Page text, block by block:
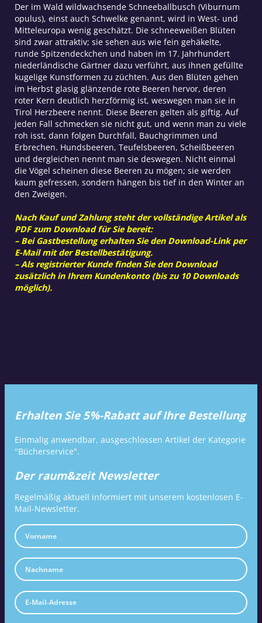
Der im Wald wildwachsende Schneeballbusch (Viburnum
opulus), einst auch Schwelke genannt, wird in West- und
Mitteleuropa wenig geschätzt. Die schneeweißen Blüten
sind zwar attraktiv; sie sehen aus wie fein gehäkelte,
runde Spitzendeckchen und haben im 17. Jahrhundert
niederländische Gärtner dazu verführt, aus ihnen gefüllte
kugelige Kunstformen zu züchten. Aus den Blüten gehen
im Herbst glasig glänzende rote Beeren hervor, deren
roter Kern deutlich herzförmig ist, weswegen man sie in
Tirol Herzbeere nennt. Diese Beeren gelten als giftig. Auf
jeden Fall schmecken sie nicht gut, und wenn man zu viele
roh isst, dann folgen Durchfall, Bauchgrimmen und
Erbrechen. Hundsbeeren, Teufelsbeeren, Scheißbeeren
und dergleichen nennt man sie deswegen. Nicht einmal
die Vögel scheinen diese Beeren zu mögen; sie werden
kaum gefressen, sondern hängen bis tief in den Winter an
den Zweigen.
Nach Kauf und Zahlung steht der vollständige Artikel als
PDF zum Download für Sie bereit:
– Bei Gastbestellung erhalten Sie den Download-Link per
E-Mail mit der Bestellbestätigung.
– Als registrierter Kunde finden Sie den Download
zusätzlich in Ihrem Kundenkonto (bis zu 10 Downloads
möglich).
Erhalten Sie 5%-Rabatt auf Ihre Bestellung
Einmalig anwendbar, ausgeschlossen Artikel der Kategorie
"Bücherservice".
Der raum&zeit Newsletter
Regelmäßig aktuell informiert mit unserem kostenlosen E-
Mail-Newsletter.